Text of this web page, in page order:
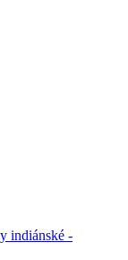
indiánské -